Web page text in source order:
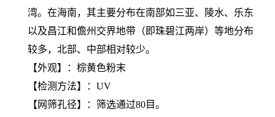
湾。在海南，其主要分布在南部如三亚、陵水、乐东
以及昌江和儋州交界地带（即珠碧江两岸）等地分布
较多，北部、中部相对较少。
【外观】：棕黄色粉末
【检测方法】：UV
【网筛孔径】：筛选通过80目。